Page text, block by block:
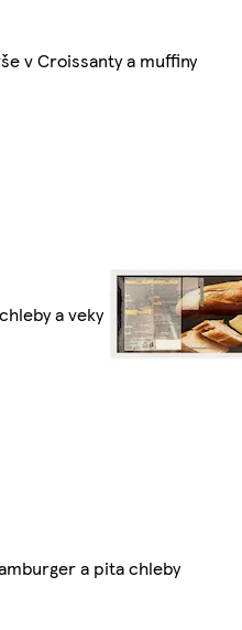
v Croissanty a muffiny
a veky
a pita chleby